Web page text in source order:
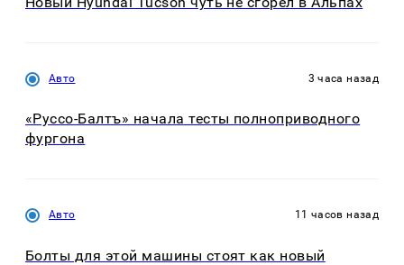
Авто 3 часа назад
«Руссо-Балтъ» начала тесты полноприводного
фургона
Авто 11 часов назад
Болты для этой машины стоят как новый